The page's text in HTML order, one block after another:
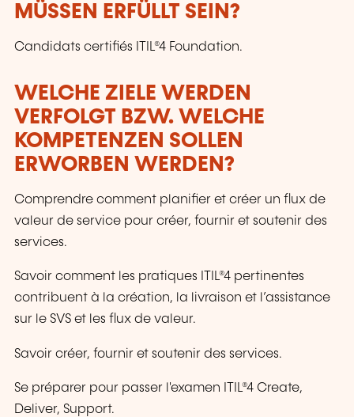
MÜSSEN ERFÜLLT SEIN?
Candidats certifiés ITIL®4 Foundation.
WELCHE ZIELE WERDEN
VERFOLGT BZW. WELCHE
KOMPETENZEN SOLLEN
ERWORBEN WERDEN?
Comprendre comment planifier et créer un flux de
valeur de service pour créer, fournir et soutenir des
services.
Savoir comment les pratiques ITIL®4 pertinentes
contribuent à la création, la livraison et l’assistance
sur le SVS et les flux de valeur.
Savoir créer, fournir et soutenir des services.
Se préparer pour passer l'examen ITIL®4 Create,
Deliver, Support.